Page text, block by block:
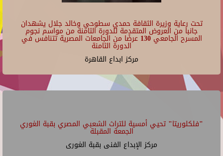
تحت رعاية وزيرة الثقافة حمدي سطوحي وخالد جلال يشهدان
جانبا من العروض المتقدمة للدورة الثامنة من مواسم نجوم
المسرح الجامعي 130 عرضًا من الجامعات المصرية تتنافس في
الدورة الثامنة
مركز ابداع القاهرة
"فلكلوريتا" تحيي أمسية للتراث الشعبي المصري بقبة الغوري
الجمعة المقبلة
مركز الإبداع الفنى بقبة الغورى